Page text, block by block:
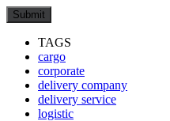
TAGS
cargo
corporate
delivery company
delivery service
logistic